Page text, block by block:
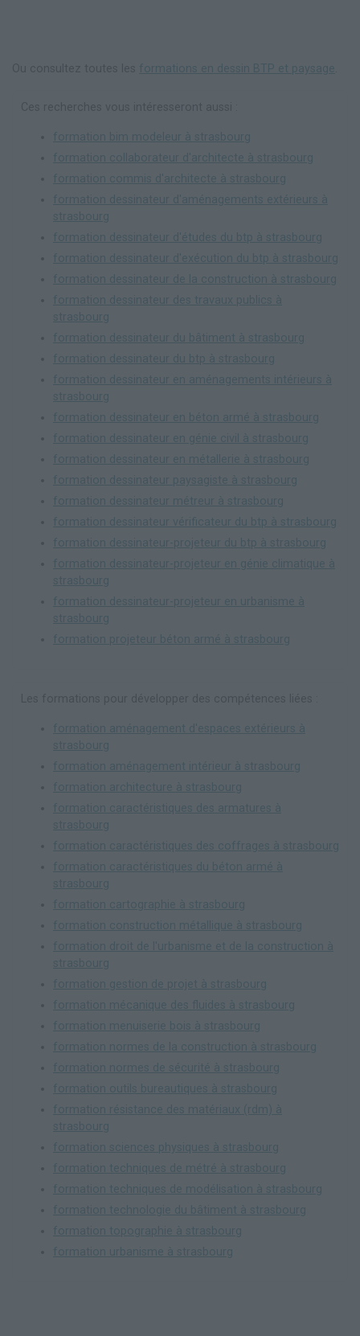
formations en dessin BTP et paysage
formation bim modeleur à strasbourg
formation collaborateur d'architecte à strasbourg
formation commis d'architecte à strasbourg
formation dessinateur d'aménagements extérieurs à
strasbourg
formation dessinateur d'études du btp à strasbourg
formation dessinateur d'exécution du btp à strasbourg
formation dessinateur de la construction à strasbourg
formation dessinateur des travaux publics à
strasbourg
formation dessinateur du bâtiment à strasbourg
formation dessinateur du btp à strasbourg
formation dessinateur en aménagements intérieurs à
strasbourg
formation dessinateur en béton armé à strasbourg
formation dessinateur en génie civil à strasbourg
formation dessinateur en métallerie à strasbourg
formation dessinateur paysagiste à strasbourg
formation dessinateur métreur à strasbourg
formation dessinateur vérificateur du btp à strasbourg
formation dessinateur-projeteur du btp à strasbourg
formation dessinateur-projeteur en génie climatique à
strasbourg
formation dessinateur-projeteur en urbanisme à
strasbourg
formation projeteur béton armé à strasbourg
formation aménagement d'espaces extérieurs à
strasbourg
formation aménagement intérieur à strasbourg
formation architecture à strasbourg
formation caractéristiques des armatures à
strasbourg
formation caractéristiques des coffrages à strasbourg
formation caractéristiques du béton armé à
strasbourg
formation cartographie à strasbourg
formation construction métallique à strasbourg
formation droit de l'urbanisme et de la construction à
strasbourg
formation gestion de projet à strasbourg
formation mécanique des fluides à strasbourg
formation menuiserie bois à strasbourg
formation normes de la construction à strasbourg
formation normes de sécurité à strasbourg
formation outils bureautiques à strasbourg
formation résistance des matériaux (rdm) à
strasbourg
formation sciences physiques à strasbourg
formation techniques de métré à strasbourg
formation techniques de modélisation à strasbourg
formation technologie du bâtiment à strasbourg
formation topographie à strasbourg
formation urbanisme à strasbourg